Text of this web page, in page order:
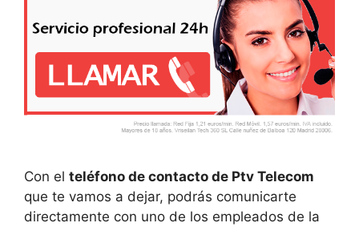
Con el teléfono de contacto de Ptv Telecom
que te vamos a dejar, podrás comunicarte
directamente con uno de los empleados de la